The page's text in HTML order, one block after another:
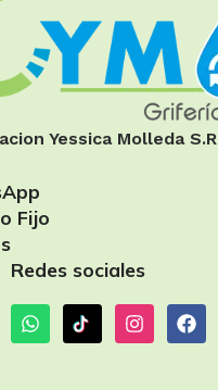
Yessica Molleda
Fijo
Redes sociales